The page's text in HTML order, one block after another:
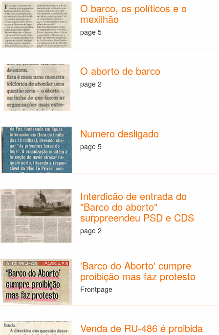
O barco, os políticos e o
mexilhão
page 5
O aborto de barco
page 2
Numero desligado
page 5
Interdicão de entrada do
"Barco do aborto"
surppreendeu PSD e CDS
page 2
'Barco do Aborto' cumpre
proibição mas faz protesto
Frontpage
Venda de RU-486 é proibida